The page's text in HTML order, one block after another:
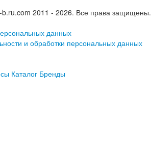
b.ru.com 2011 - 2026. Все права защищены.
данных
и обработки персональных данных
Каталог Бренды